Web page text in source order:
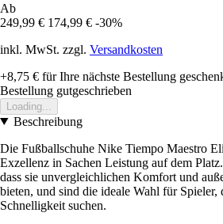
Ab
249,99 € 174,99 € -30%
inkl. MwSt. zzgl. Versandkosten
+8,75 € für Ihre nächste Bestellung
Bestellung gutgeschrieben
Loading...
Beschreibung
Die Fußballschuhe Nike Tiempo Maestro
Exzellenz in Sachen Leistung auf dem
dass sie unvergleichlichen Komfort und
bieten, und sind die ideale Wahl für Spieler,
Schnelligkeit suchen.